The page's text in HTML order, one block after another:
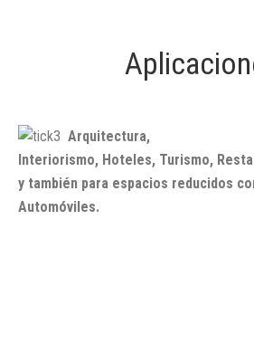
Arquitectura,
Interiorismo, Hoteles, Turismo,
y también para espacios reducidos
Automóviles.